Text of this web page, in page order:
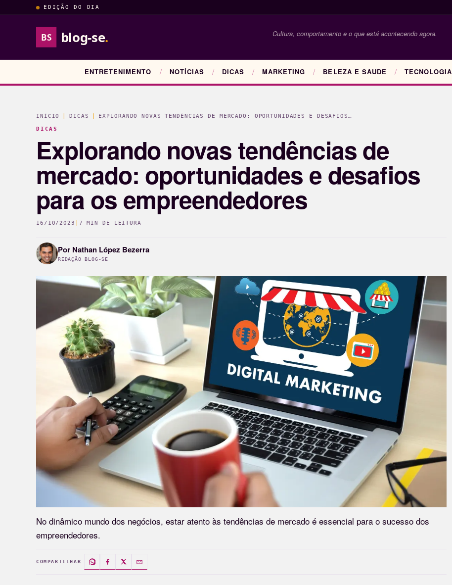
EDIÇÃO DO DIA
BS blog-se. Cultura, comportamento e o que está acontecendo agora.
ENTRETENIMENTO NOTÍCIAS DICAS MARKETING BELEZA E SAUDE TECNOLOGIA
INÍCIO DICAS
EXPLORANDO NOVAS TENDÊNCIAS DE MERCADO: OPORTUNIDADES E DESAFIOS…
DICAS
Explorando novas tendências de
mercado: oportunidades e desafios
para os empreendedores
16/10/2023 7 MIN DE LEITURA
Por Nathan López Bezerra
REDAÇÃO BLOG-SE
No dinâmico mundo dos negócios, estar atento às tendências de mercado é essencial para o sucesso dos
empreendedores.
COMPARTILHAR